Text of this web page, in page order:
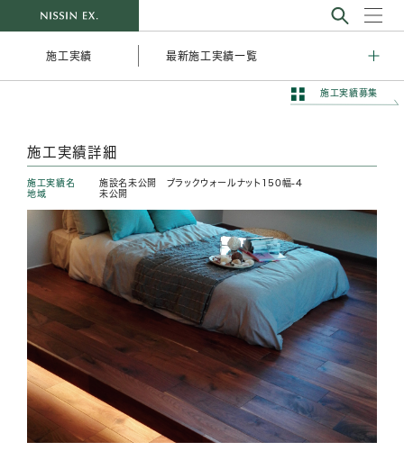
施工実績 最新施工実績一覧
施工実績募集
施工実績詳細
施工実績名
施設名未公開 ブラックウォールナット150幅-4
地域
未公開